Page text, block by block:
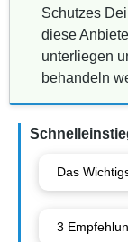
Schutzes
diese
unterliegen
behandeln
Das
3